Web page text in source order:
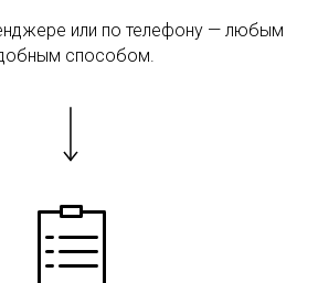
или по телефону — любым
способом.